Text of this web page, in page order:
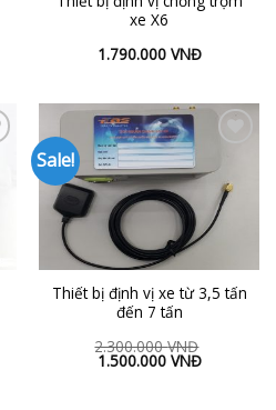
xe X6
1.790.000 VNĐ
Sale!
Wishlist
Thiết bị định vị xe từ 3,5 tấn
đến 7 tấn
2.300.000VNĐ
1.500.000 VNĐ